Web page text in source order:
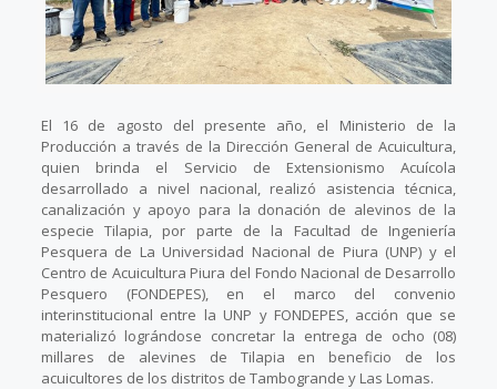
El 16 de agosto del presente año, el Ministerio de la
Producción a través de la Dirección General de Acuicultura,
quien brinda el Servicio de Extensionismo Acuícola
desarrollado a nivel nacional, realizó asistencia técnica,
canalización y apoyo para la donación de alevinos de la
especie Tilapia, por parte de la Facultad de Ingeniería
Pesquera de La Universidad Nacional de Piura (UNP) y el
Centro de Acuicultura Piura del Fondo Nacional de Desarrollo
Pesquero (FONDEPES), en el marco del convenio
interinstitucional entre la UNP y FONDEPES, acción que se
materializó lográndose concretar la entrega de ocho (08)
millares de alevines de Tilapia en beneficio de los
acuicultores de los distritos de Tambogrande y Las Lomas.